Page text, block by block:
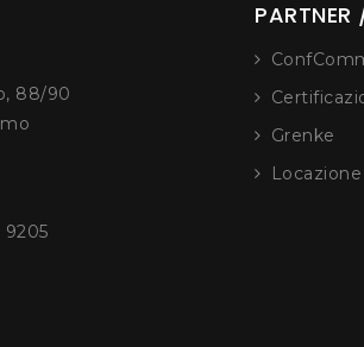
88/90
9205
PARTNER
Grenke